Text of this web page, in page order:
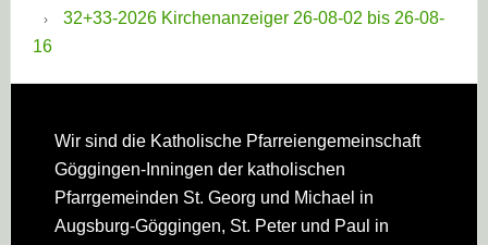
32+33-2026 Kirchenanzeiger 26-08-02 bis 26-08-
16
Footer
Wir sind die Katholische Pfarreien­gemeinschaft
Göggingen-Inningen der katholischen
Pfarrgemeinden St. Georg und Michael in
Augsburg-Göggingen, St. Peter und Paul in